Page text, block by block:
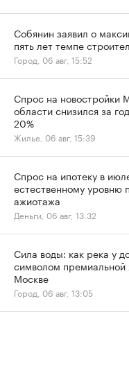
Собянин заявил о
пять лет темпе
Город, 06 авг, 15:52
Спрос на новостройки
области снизился за
20%
Жилье, 06 авг, 15:39
Спрос на ипотеку в
естественному уровню
ажиотажа
Деньги, 06 авг, 13:32
Сила воды: как река у
символом премиальной
Москве
Город, 06 авг, 13:05